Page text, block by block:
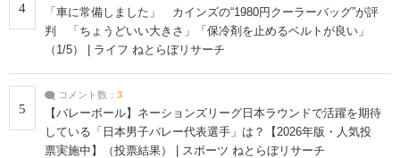
4
「車に常備しました」 カインズの“1980円クーラーバッグ”が評
判 「ちょうどいい大きさ」「保冷剤を止めるベルトが良い」
（1/5） | ライフ ねとらぼリサーチ
5
コメント数： 3
【バレーボール】ネーションズリーグ日本ラウンドで活躍を期待
している「日本男子バレー代表選手」は？【2026年版・人気投
票実施中】（投票結果） | スポーツ ねとらぼリサーチ